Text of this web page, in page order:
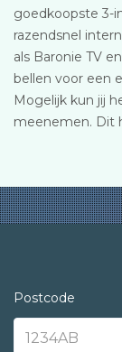
goedkoopste 3-
razendsnel
als Baronie TV
bellen voor een
Mogelijk kun jij
meenemen. Dit
Postcode